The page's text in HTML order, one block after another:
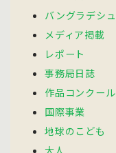
バングラデシュ
メディア掲載
レポート
事務局日誌
作品コンクール
国際事業
地球のこども